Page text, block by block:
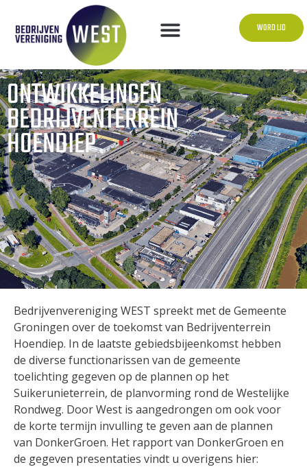
WORD LID
ONTWIKKELINGEN
BEDRIJVENTERREIN
HOENDIEP
Bedrijvenvereniging WEST spreekt met de Gemeente
Groningen over de toekomst van Bedrijventerrein
Hoendiep. In de laatste gebiedsbijeenkomst hebben
de diverse functionarissen van de gemeente
toelichting gegeven op de plannen op het
Suikerunieterrein, de planvorming rond de Westelijke
Rondweg. Door West is aangedrongen om ook voor
de korte termijn invulling te geven aan de plannen
van DonkerGroen. Het rapport van DonkerGroen en
de gegeven presentaties vindt u overigens hier: